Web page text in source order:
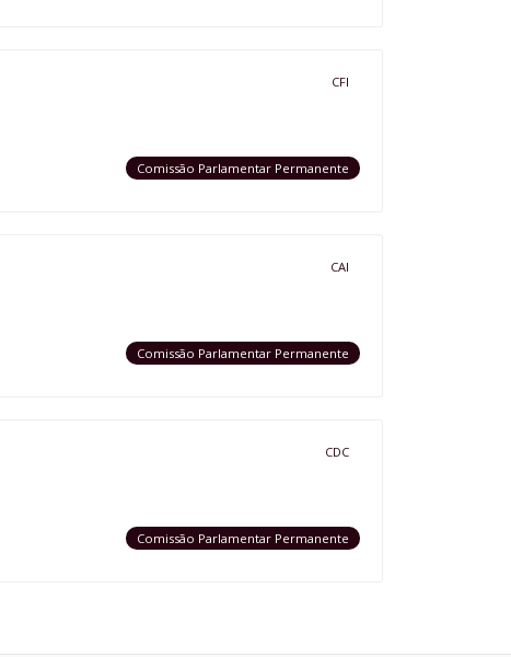
CFI
Comissão Parlamentar Permanente
CAI
Comissão Parlamentar Permanente
CDC
Comissão Parlamentar Permanente